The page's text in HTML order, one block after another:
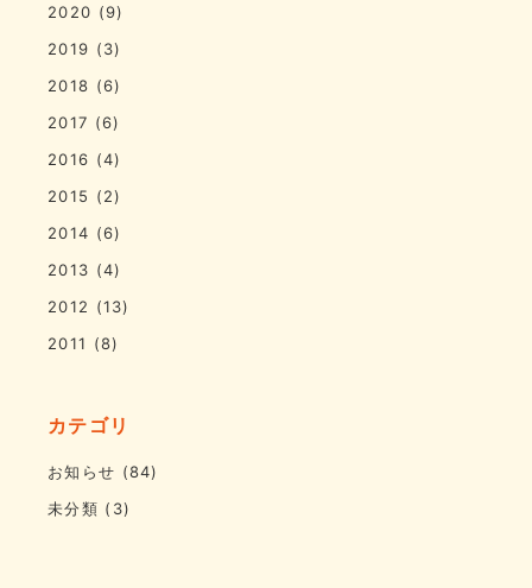
2020 (9)
2019 (3)
2018 (6)
2017 (6)
2016 (4)
2015 (2)
2014 (6)
2013 (4)
2012 (13)
2011 (8)
カテゴリ
お知らせ (84)
未分類 (3)